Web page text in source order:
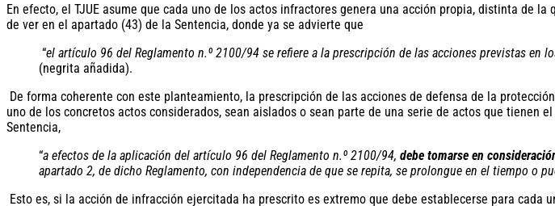
En efecto, el TJUE asume que cada uno de los actos infractores genera una acción propia, distinta de
de ver en el apartado (43) de la Sentencia, donde ya se advierte que
“el artículo 96 del Reglamento n.º 2100/94 se refiere a la prescripción de las acciones previstas en
(negrita añadida).
De forma coherente con este planteamiento, la prescripción de las acciones de defensa de la
uno de los concretos actos considerados, sean aislados o sean parte de una serie de actos que
Sentencia,
“a efectos de la aplicación del artículo 96 del Reglamento n.º 2100/94, debe tomarse en
apartado 2, de dicho Reglamento, con independencia de que se repita, se prolongue en el tiempo o
Esto es, si la acción de infracción ejercitada ha prescrito es extremo que debe establecerse para